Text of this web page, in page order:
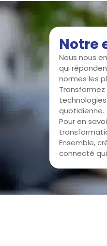
Notre
Nous nous
qui
normes les
quotidienne.
Pour en
Ensemble,
connecté